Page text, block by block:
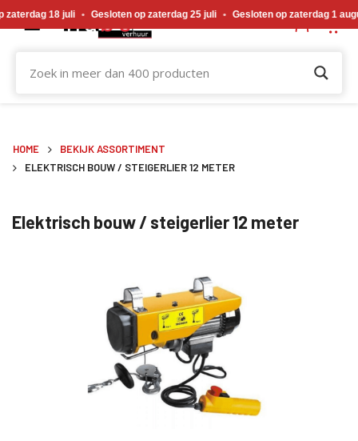
18 juli • Gesloten op zaterdag 25 juli • Gesloten op zaterdag 1
HOME
BEKIJK ASSORTIMENT
ELEKTRISCH BOUW / STEIGERLIER 12 METER
Elektrisch bouw / steigerlier 12 meter